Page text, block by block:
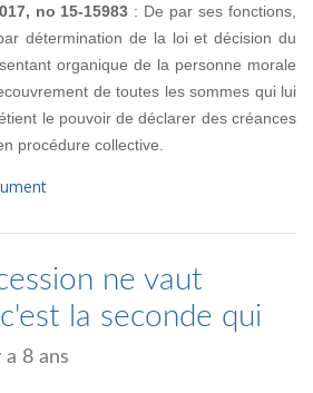
no 15-15983 : De par ses fonctions,
détermination de la loi et décision du
organique de la personne morale
de toutes les sommes qui lui
le pouvoir de déclarer des créances
procédure collective.
ne vaut
la seconde qui
a 8 ans